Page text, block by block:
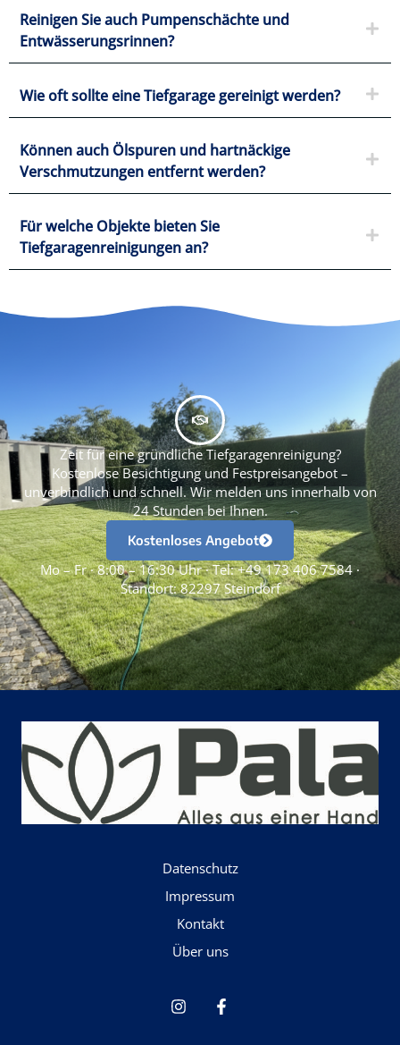
Reinigen Sie auch Pumpenschächte und
Entwässerungsrinnen?
Wie oft sollte eine Tiefgarage gereinigt werden?
Können auch Ölspuren und hartnäckige
Verschmutzungen entfernt werden?
Für welche Objekte bieten Sie
Tiefgaragenreinigungen an?
Zeit für eine gründliche Tiefgaragenreinigung?
Kostenlose Besichtigung und Festpreisangebot –
unverbindlich und schnell. Wir melden uns innerhalb von
24 Stunden bei Ihnen.
Kostenloses Angebot
Mo – Fr · 8:00 – 16:30 Uhr · Tel: +49 173 406 7584 ·
Standort: 82297 Steindorf
Datenschutz
Impressum
Kontakt
Über uns